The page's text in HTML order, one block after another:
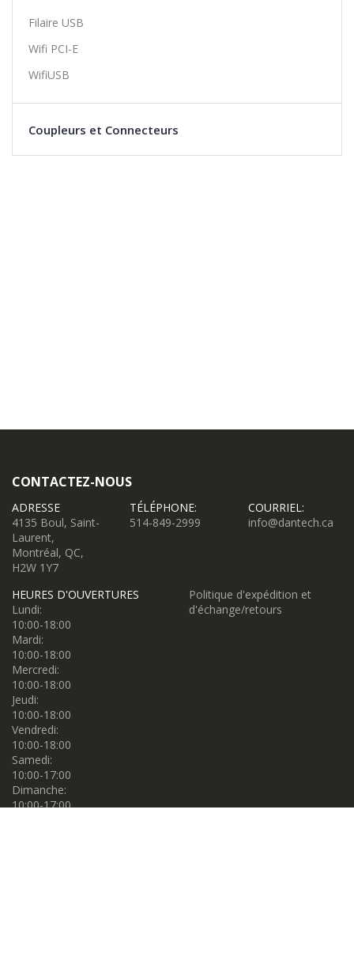
Filaire USB
Wifi PCI-E
WifiUSB
Coupleurs et Connecteurs
CONTACTEZ-NOUS
ADRESSE
4135 Boul, Saint-
Laurent,
Montréal, QC,
H2W 1Y7
TÉLÉPHONE:
514-849-2999
COURRIEL:
info@dantech.ca
HEURES D'OUVERTURES
Lundi:
10:00-18:00
Mardi:
10:00-18:00
Mercredi:
10:00-18:00
Jeudi:
10:00-18:00
Vendredi:
10:00-18:00
Samedi:
10:00-17:00
Dimanche:
10:00-17:00
Politique d'expédition et
d'échange/retours